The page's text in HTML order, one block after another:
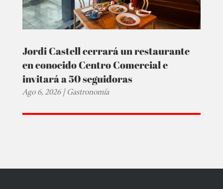
Jordi Castell cerrará un restaurante
en conocido Centro Comercial e
invitará a 50 seguidoras
Ago 6, 2026|Gastronomía